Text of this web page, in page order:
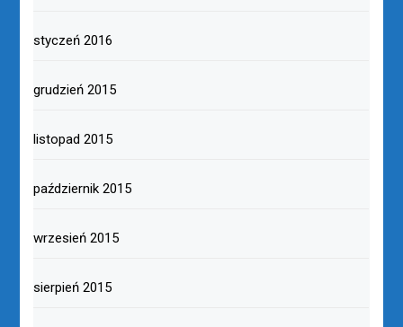
styczeń 2016
grudzień 2015
listopad 2015
październik 2015
wrzesień 2015
sierpień 2015